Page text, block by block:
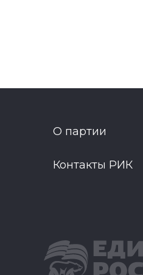
О партии
Контакты РИК